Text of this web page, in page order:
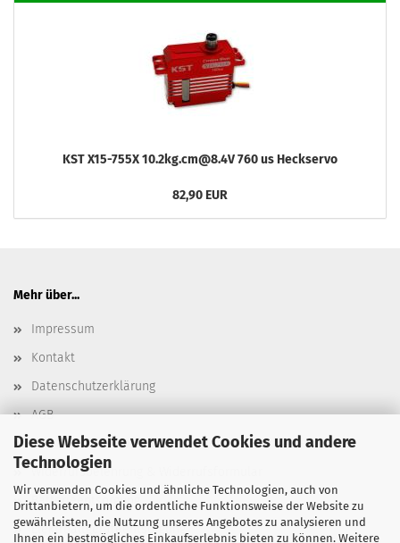
Diese Webseite verwendet Cookies und andere
Technologien
Wir verwenden Cookies und ähnliche Technologien, auch von
Drittanbietern, um die ordentliche Funktionsweise der Website zu
gewährleisten, die Nutzung unseres Angebotes zu analysieren und
Ihnen ein bestmögliches Einkaufserlebnis bieten zu können. Weitere
KST X15-755X 10.2kg.cm@8.4V 760 us Heckservo
82,90 EUR
Mehr über...
Impressum
Kontakt
Datenschutzerklärung
AGB
Versand- & Zahlungsbedingungen, Versandkosten
Widerrufsbelehrung & Widerrufsformular
Batterieentsorgung
Elektroaltgeräteentsorgung